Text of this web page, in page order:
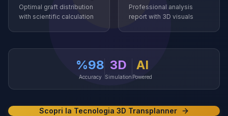
Optimal graft distribution
with scientific calculation
Professional analysis
report with 3D visuals
%98
Accuracy
3D
Simulation
AI
Powered
Scopri la Tecnologia 3D Transplanner